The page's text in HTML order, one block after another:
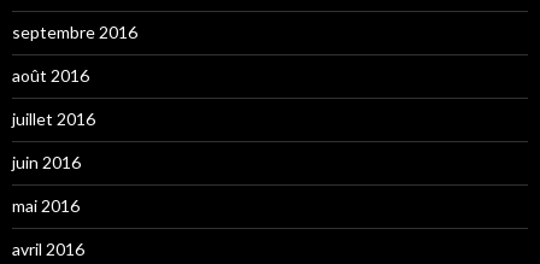
septembre 2016
août 2016
juillet 2016
juin 2016
mai 2016
avril 2016